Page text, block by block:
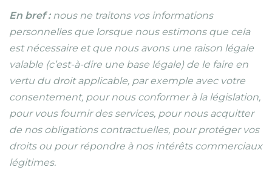
En bref :nous ne traitons vos informations
personnelles que lorsque nous estimons que cela
est nécessaire et que nous avons une raison légale
valable (c’est-à-dire une base légale) de le faire en
vertu du droit applicable, par exemple avec votre
consentement, pour nous conformer à la législation,
pour vous fournir des services, pour nous acquitter
de nos obligations contractuelles, pour protéger vos
droits ou pour répondre à nos intérêts commerciaux
légitimes.